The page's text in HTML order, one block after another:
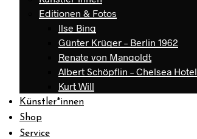
Editionen & Fotos
Ilse Bing
Günter Krüger – Berlin 1962
Renate von Mangoldt
Albert Schöpflin – Chelsea Hotel
Kurt Will
Künstler*innen
Shop
Service